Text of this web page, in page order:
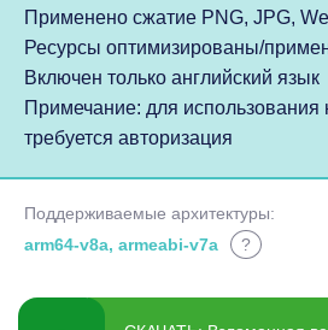
Применено сжатие PNG, JPG,
Ресурсы оптимизированы/
Включен только английский язык
Примечание: для использования
требуется авторизация
Поддерживаемые архитектуры:
arm64-v8a, armeabi-v7a
?